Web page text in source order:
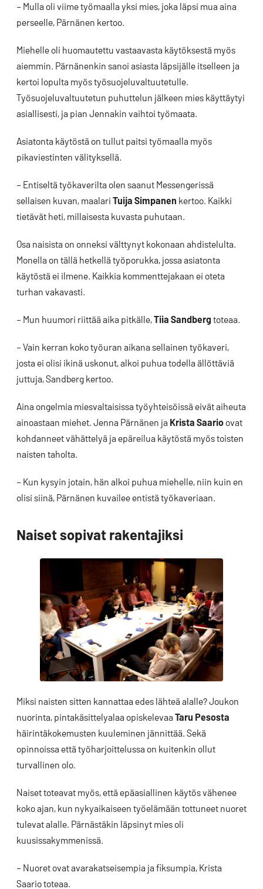
– Mulla oli viime työmaalla yksi mies, joka läpsi mua aina
perseelle, Pärnänen kertoo.
Miehelle oli huomautettu vastaavasta käytöksestä myös
aiemmin. Pärnänenkin sanoi asiasta läpsijälle itselleen ja
kertoi lopulta myös työsuojeluvaltuutetulle.
Työsuojeluvaltuutetun puhuttelun jälkeen mies käyttäytyi
asiallisesti, ja pian Jennakin vaihtoi työmaata.
Asiatonta käytöstä on tullut paitsi työmaalla myös
pikaviestinten välityksellä.
– Entiseltä työkaverilta olen saanut Messengerissä
sellaisen kuvan, maalari Tuija Simpanen kertoo. Kaikki
tietävät heti, millaisesta kuvasta puhutaan.
Osa naisista on onneksi välttynyt kokonaan ahdistelulta.
Monella on tällä hetkellä työporukka, jossa asiatonta
käytöstä ei ilmene. Kaikkia kommenttejakaan ei oteta
turhan vakavasti.
– Mun huumori riittää aika pitkälle,Tiia Sandberg toteaa.
– Vain kerran koko työuran aikana sellainen työkaveri,
josta ei olisi ikinä uskonut, alkoi puhua todella ällöttäviä
juttuja, Sandberg kertoo.
Aina ongelmia miesvaltaisissa työyhteisöissä eivät aiheuta
ainoastaan miehet. Jenna Pärnänen ja Krista Saarioovat
kohdanneet vähättelyä ja epäreilua käytöstä myös toisten
naisten taholta.
– Kun kysyin jotain, hän alkoi puhua miehelle, niin kuin en
olisi siinä, Pärnänen kuvailee entistä työkaveriaan.
Naiset sopivat rakentajiksi
Miksi naisten sitten kannattaa edes lähteä alalle? Joukon
nuorinta, pintakäsittelyalaa opiskelevaa Taru Pesosta
häirintäkokemusten kuuleminen jännittää. Sekä
opinnoissa että työharjoittelussa on kuitenkin ollut
turvallinen olo.
Naiset toteavat myös, että epäasiallinen käytös vähenee
koko ajan, kun nykyaikaiseen työelämään tottuneet nuoret
tulevat alalle. Pärnästäkin läpsinyt mies oli
kuusissakymmenissä.
– Nuoret ovat avarakatseisempia ja fiksumpia, Krista
Saario toteaa.